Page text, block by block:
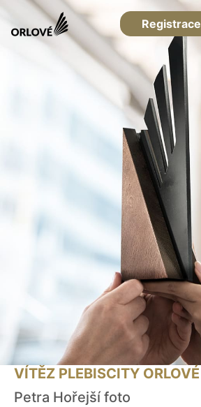
Registrace
VÍTĚZ PLEBISCITY ORLOVÉ
Petra Hořejší foto